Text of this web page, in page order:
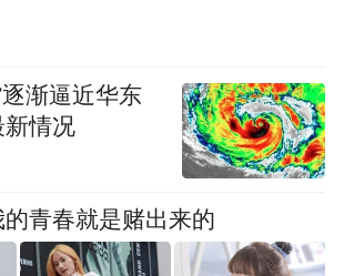
渐逼近华东
新情况
青春就是赌出来的